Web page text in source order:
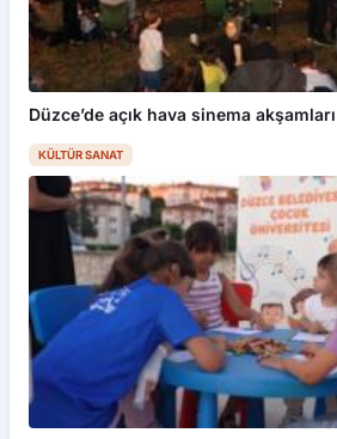
Düzce’de açık hava sinema
KÜLTÜR SANAT